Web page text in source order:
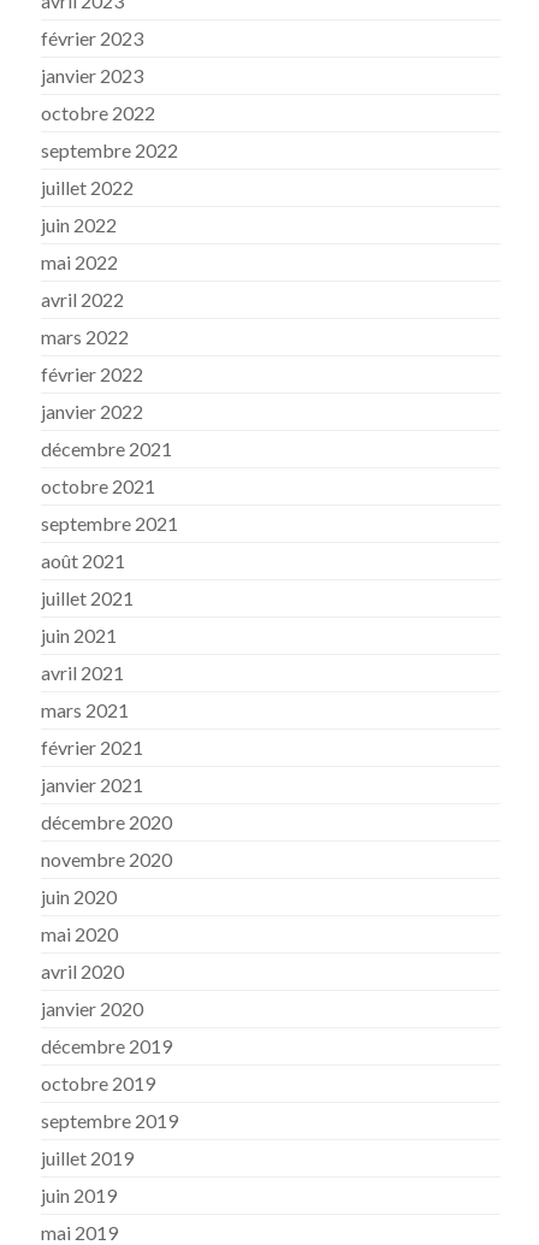
février 2023
janvier 2023
octobre 2022
septembre 2022
juillet 2022
juin 2022
mai 2022
avril 2022
mars 2022
février 2022
janvier 2022
décembre 2021
octobre 2021
septembre 2021
août 2021
juillet 2021
juin 2021
avril 2021
mars 2021
février 2021
janvier 2021
décembre 2020
novembre 2020
juin 2020
mai 2020
avril 2020
janvier 2020
décembre 2019
octobre 2019
septembre 2019
juillet 2019
juin 2019
mai 2019